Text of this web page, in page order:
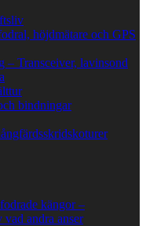
höjdmätare och GPS
– Transceiver, lavinsond
bindningar
kängor –
vad andra anser